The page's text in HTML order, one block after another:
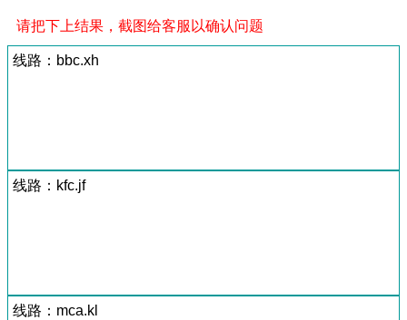
请把下上结果，截图给客服以确认问题
线路：bbc.xh
线路：kfc.jf
线路：mca.kl